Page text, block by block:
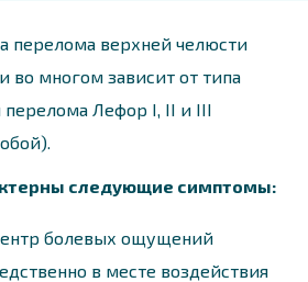
перелома верхней челюсти
во многом зависит от типа
Лефор I, II и III
следующие симптомы:
болевых ощущений
в месте воздействия